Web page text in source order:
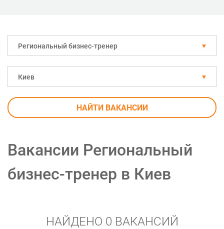
Региональный бизнес-тренер
Киев
НАЙТИ ВАКАНСИИ
Вакансии Региональный
бизнес-тренер в Киев
НАЙДЕНО 0 ВАКАНСИЙ